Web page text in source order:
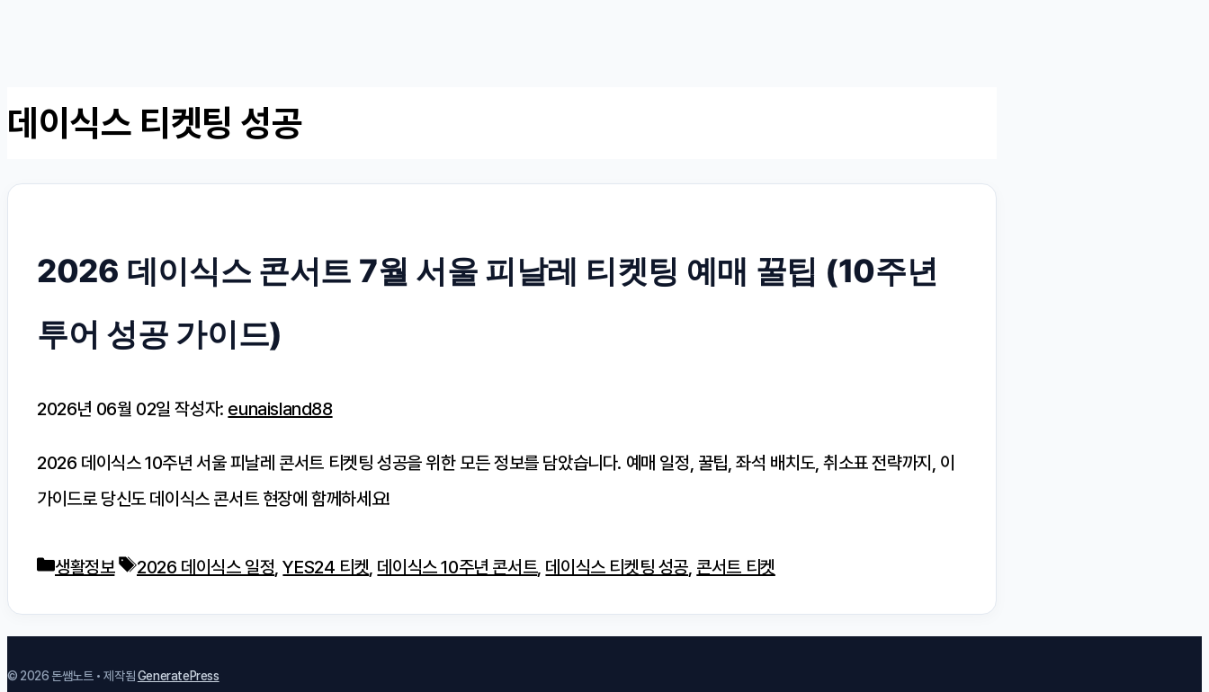
데이식스 티켓팅 성공
2026 데이식스 콘서트 7월 서울 피날레 티켓팅 예매 꿀팁 (10주년
투어 성공 가이드)
2026년 06월 02일 작성자: eunaisland88
2026 데이식스 10주년 서울 피날레 콘서트 티켓팅 성공을 위한 모든 정보를 담았습니다. 예매 일정, 꿀팁, 좌석 배치도, 취소표 전략까지, 이
가이드로 당신도 데이식스 콘서트 현장에 함께하세요!
카
고
리
생활정보
태
2026 데이식스 일정,YES24 티켓, 데이식스 10주년 콘서트, 데이식스 티켓팅 성공, 콘서트 티켓
© 2026 돈쌤노트 • 제작됨GeneratePress